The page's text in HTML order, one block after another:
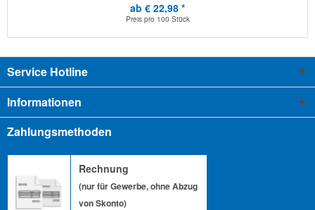
ab € 22,98 *
Preis pro 100 Stück
Service Hotline
Informationen
Zahlungsmethoden
Rechnung
(nur für Gewerbe, ohne Abzug
von Skonto)